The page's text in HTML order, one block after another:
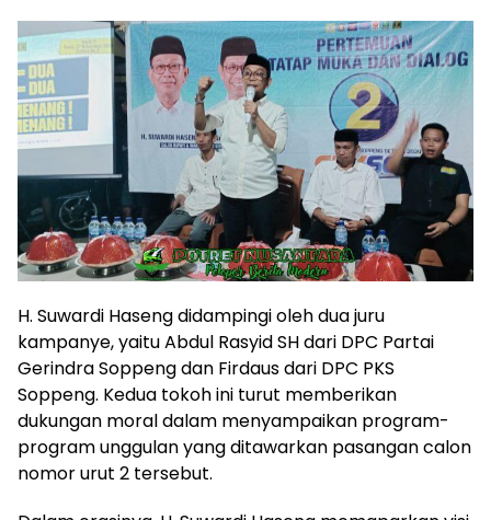
H. Suwardi Haseng didampingi oleh dua juru
kampanye, yaitu Abdul Rasyid SH dari DPC Partai
Gerindra Soppeng dan Firdaus dari DPC PKS
Soppeng. Kedua tokoh ini turut memberikan
dukungan moral dalam menyampaikan program-
program unggulan yang ditawarkan pasangan calon
nomor urut 2 tersebut.